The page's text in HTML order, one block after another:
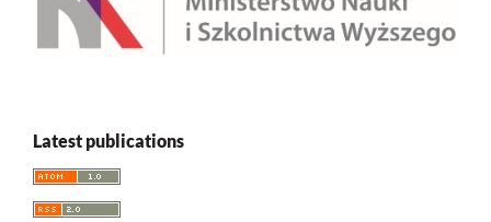
Latest publications